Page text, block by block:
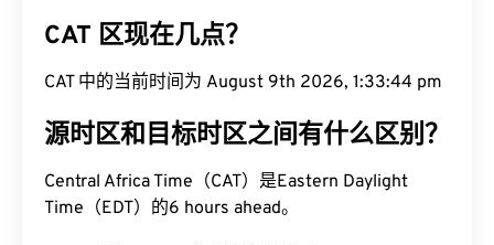
CAT 区现在几点？
CAT 中的当前时间为 August 9th 2026, 1:33:45 pm
源时区和目标时区之间有什么区别？
Central Africa Time（CAT）是Eastern Daylight
Time（EDT）的6 hours ahead。